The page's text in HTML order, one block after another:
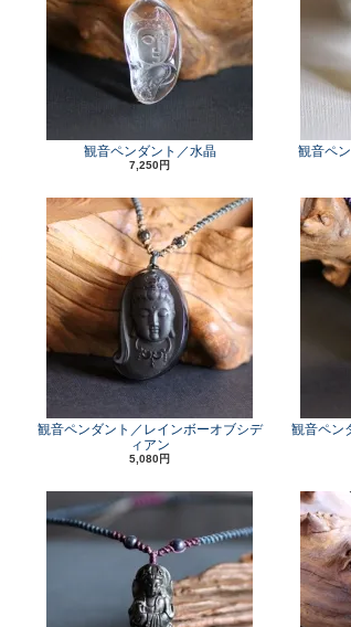
観音ペンダント／水晶
7,250円
観音ペ
観音ペンダント／レインボーオブシデ
ィアン
5,080円
観音ペン